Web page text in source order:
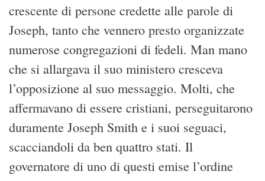
crescente di persone credette alle parole di
Joseph, tanto che vennero presto organizzate
numerose congregazioni di fedeli. Man mano
che si allargava il suo ministero cresceva
l’opposizione al suo messaggio. Molti, che
affermavano di essere cristiani, perseguitarono
duramente Joseph Smith e i suoi seguaci,
scacciandoli da ben quattro stati. Il
governatore di uno di questi emise l’ordine